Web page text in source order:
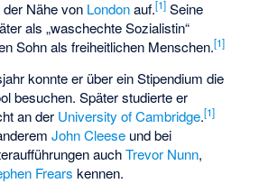
Nähe von Londonauf.[1] Seine
als „waschechte Sozialistin“
Sohn als freiheitlichen Menschen.[1]
konnte er über ein Stipendium die
besuchen. Später studierte er
an der University of Cambridge.[1]
John Cleese und bei
auchTrevor Nunn,
Frears kennen.